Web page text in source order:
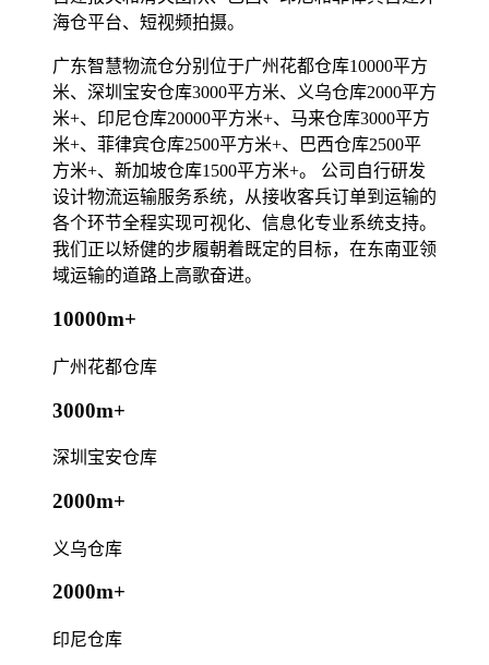
海仓平台、短视频拍摄。
广东智慧物流仓分别位于广州花都仓库10000平方
米、深圳宝安仓库3000平方米、义乌仓库2000平方
米+、印尼仓库20000平方米+、马来仓库3000平方
米+、菲律宾仓库2500平方米+、巴西仓库2500平
方米+、新加坡仓库1500平方米+。 公司自行研发
设计物流运输服务系统，从接收客兵订单到运输的
各个环节全程实现可视化、信息化专业系统支持。
我们正以矫健的步履朝着既定的目标，在东南亚领
域运输的道路上高歌奋进。
10000m+
广州花都仓库
3000m+
深圳宝安仓库
2000m+
义乌仓库
2000m+
印尼仓库